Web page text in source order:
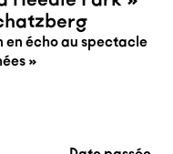
en écho au spectacle
»